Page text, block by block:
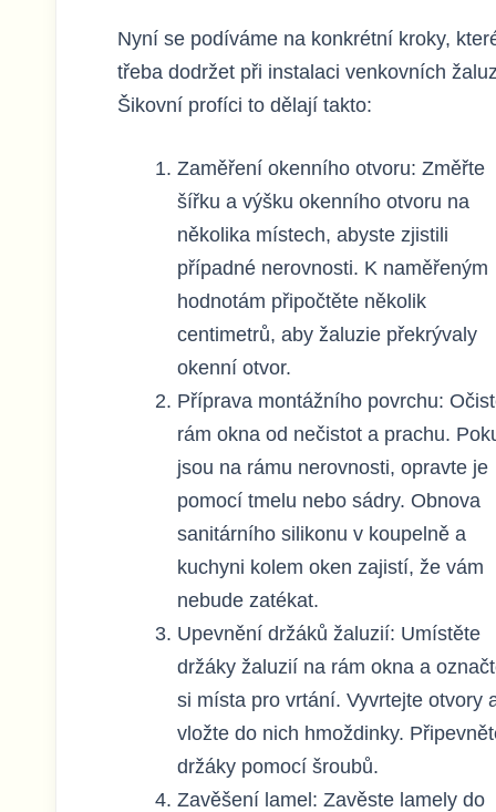
Nyní se podíváme na konkrétní kroky,
třeba dodržet při instalaci venkovních
Šikovní profíci to dělají takto:
Zaměření okenního otvoru: Změřte
šířku a výšku okenního otvoru na
několika místech, abyste zjistili
případné nerovnosti. K naměřeným
hodnotám připočtěte několik
centimetrů, aby žaluzie překrývaly
okenní otvor.
Příprava montážního povrchu:
rám okna od nečistot a prachu.
jsou na rámu nerovnosti, opravte je
pomocí tmelu nebo sádry. Obnova
sanitárního silikonu v koupelně a
kuchyni kolem oken zajistí, že vám
nebude zatékat.
Upevnění držáků žaluzií: Umístěte
držáky žaluzií na rám okna a
si místa pro vrtání. Vyvrtejte otvory
vložte do nich hmoždinky.
držáky pomocí šroubů.
Zavěšení lamel: Zavěste lamely do